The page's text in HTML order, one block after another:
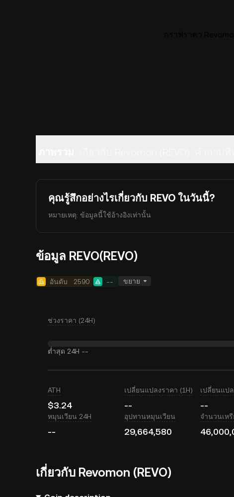
คุณรู้สึกอย่างไรเกี่ยวกับ REVO ในวันนี้?
หมายเหตุ: ข้อมูลนี้ใช้อ้างอิงเท่านั้น
ข้อมูล REVO(REVO)
อันดับ 2590 -- ขยาย
ช่วงราคา (24H)
ต่ำสุด 24H --
ATH
$3.24
เปลี่ยนแปลงราคา (1H)
--
เปลี่ยนแป
--
หมุนเวียน 24H
--
อุปทานหมุนเวียน
29,664,580
จำนวนเห
เกี่ยวกับ Revomon (REVO)